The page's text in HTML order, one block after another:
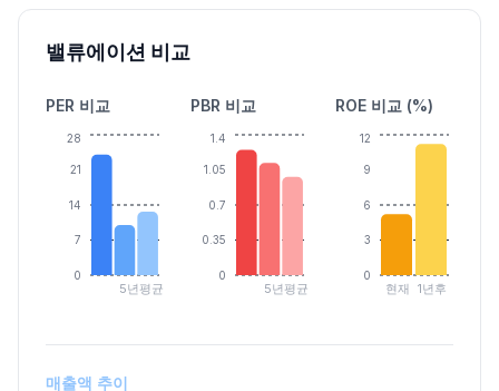
밸류에이션 비교
PER 비교
5년평균
0
7
14
21
28
PBR 비교
5년평균
0
0.35
0.7
1.05
1.4
ROE 비교 (%)
현재 1년후
0
3
6
9
12
매출액 추이